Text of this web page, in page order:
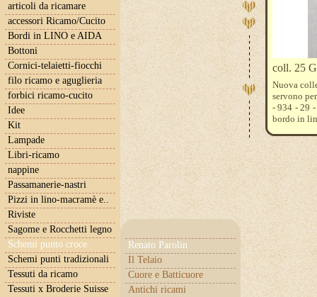
articoli da ricamare
accessori Ricamo/Cucito
Bordi in LINO e AIDA
Bottoni
Cornici-telaietti-fiocchi
filo ricamo e aguglieria
forbici ricamo-cucito
Idee
Kit
Lampade
Libri-ricamo
nappine
Passamanerie-nastri
Pizzi in lino-macramè e..
Riviste
Sagome e Rocchetti legno
Schemi punto croce
Renato Parolin
Il Telaio
Cuore e Batticuore
Antichi ricami
Schemi punti tradizionali
Tessuti da ricamo
Tessuti x Broderie Suisse
coll. 25
Nuova
servono
- 934 - 29
bordo in